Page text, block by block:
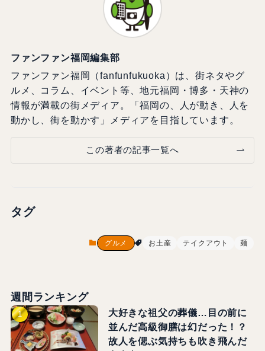
ファンファン福岡編集部
ファンファン福岡（fanfunfukuoka）は、街ネタやグ
ルメ、コラム、イベント等、地元福岡・博多・天神の
情報が満載の街メディア。「福岡の、人が動き、人を
動かし、街を動かす」メディアを目指しています。
この著者の記事一覧へ
タグ
グルメ お土産 テイクアウト 麺
週間ランキング
大好きな祖父の葬儀…目の前に
並んだ高級御膳は幻だった！？
故人を偲ぶ気持ちも吹き飛んだ